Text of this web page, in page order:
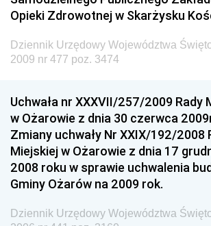
Dziennik Urzędowy Ministra
Dziennik Urzędowy Ministra
Dziennik Urzędowy Ministra Nauki i
Dziennik Urzędowy Głównego
Dziennik Urzędowy Ministra
Dziennik Urzędowy Ministra Edukacji
Sportu
Dziennik Urzędowy Ministra Edukacji
Dziennik Urzędowy Ministra Edukacji
Opieki Zdrowotnej w Skarżysku
Dziennik Urzędowy Województwa
2009 nr 477 poz. 3474
Uchwała nr XXXVII/257/2009 Rady
w Ożarowie z dnia 30 czerwca
Zmiany uchwały Nr XXIX/192/2008
Miejskiej w Ożarowie z dnia 17
2008 roku w sprawie uchwalenia
Gminy Ożarów na 2009 rok.
Dziennik Urzędowy Województwa